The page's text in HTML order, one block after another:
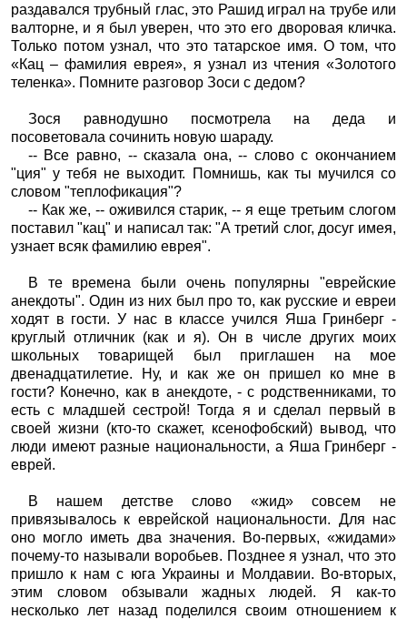
раздавался трубный глас, это Рашид играл на трубе или
валторне, и я был уверен, что это его дворовая кличка.
Только потом узнал, что это татарское имя. О том, что
«Кац – фамилия еврея», я узнал из чтения «Золотого
теленка». Помните разговор Зоси с дедом?
Зося равнодушно посмотрела на деда и
посоветовала сочинить новую шараду.
-- Все равно, -- сказала она, -- слово с окончанием
"ция" у тебя не выходит. Помнишь, как ты мучился со
словом "теплофикация"?
-- Как же, -- оживился старик, -- я еще третьим слогом
поставил "кац" и написал так: "А третий слог, досуг имея,
узнает всяк фамилию еврея".
В те времена были очень популярны "еврейские
анекдоты". Один из них был про то, как русские и евреи
ходят в гости. У нас в классе учился Яша Гринберг -
круглый отличник (как и я). Он в числе других моих
школьных товарищей был приглашен на мое
двенадцатилетие. Ну, и как же он пришел ко мне в
гости? Конечно, как в анекдоте, - с родственниками, то
есть с младшей сестрой! Тогда я и сделал первый в
своей жизни (кто-то скажет, ксенофобский) вывод, что
люди имеют разные национальности, а Яша Гринберг -
еврей.
В нашем детстве слово «жид» совсем не
привязывалось к еврейской национальности. Для нас
оно могло иметь два значения. Во-первых, «жидами»
почему-то называли воробьев. Позднее я узнал, что это
пришло к нам с юга Украины и Молдавии. Во-вторых,
этим словом обзывали жадных людей. Я как-то
несколько лет назад поделился своим отношением к